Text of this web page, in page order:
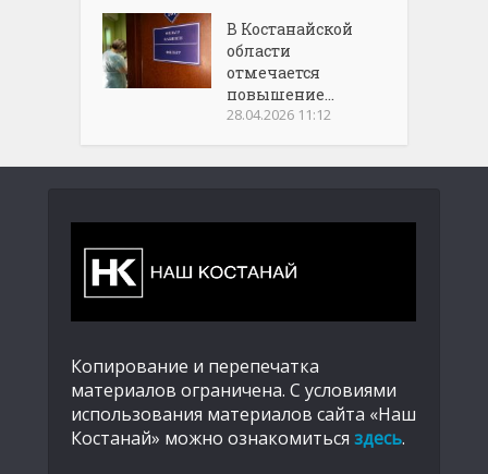
В Костанайской
области
отмечается
повышение...
28.04.2026 11:12
Копирование и перепечатка
материалов ограничена. С условиями
использования материалов сайта «Наш
Костанай» можно ознакомиться здесь.